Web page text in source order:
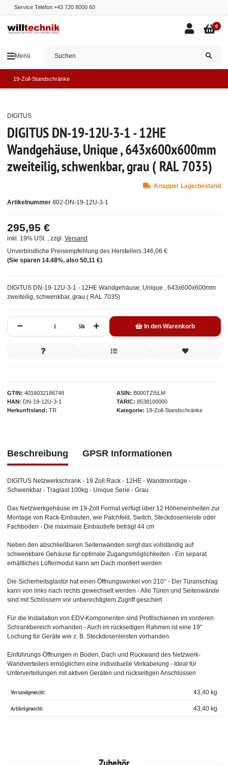
Service Telefon:+43 720 8000 60
Menü
0
19-Zoll-Standschränke
DIGITUS DN-19-12U-3-1 - 12HE
Wandgehäuse, Unique , 643x600x600mm
zweiteilig, schwenkbar, grau ( RAL 7035)
Artikelnummer 802-DN-19-12U-3-1
GTIN 4016032186748
HAN
DN-19-12U-3-1
Herkunftsland
TR
ASIN
B000TZI5LM
TARIC
8538100000
Kategorie
19-Zoll-Standschränke
DIGITUS
DIGITUS DN-19-12U-3-1 - 12HE Wandgehäuse, Unique , 643x600x600mm
zweiteilig, schwenkbar, grau ( RAL 7035)
295,95 €
inkl. 19% USt. , zzgl. Versand
Unverbindliche Preisempfehlung des Herstellers 346,06 €
(Sie sparen 14.48%, also 50,11 €)
Stk In den Warenkorb
Knapper Lagerbestand
Beschreibung GPSR Informationen
DIGITUS Netzwerkschrank - 19 Zoll Rack - 12HE - Wandmontage -
Schwenkbar - Traglast 100kg - Unique Serie - Grau
Das Netzwerkgehäuse im 19-Zoll Format verfügt über 12 Höheneinheiten zur
Montage von Rack-Einbauten, wie Patchfeld, Switch, Steckdosenleiste oder
Fachboden - Die maximale Einbautiefe beträgt 44 cm
Neben den abschließbaren Seitenwänden sorgt das vollständig auf
schwenkbare Gehäuse für optimale Zugangsmöglichkeiten - Ein separat
erhältliches Lüftermodul kann am Dach montiert werden
Die Sicherheitsglastür hat einen Öffnungswinkel von 210° - Der Türanschlag
kann von links nach rechts gewechselt werden - Alle Türen und Seitenwände
sind mit Schlössern vor unberechtigtem Zugriff gesichert
Für die Installation von EDV-Komponenten sind Profilschienen im vorderen
Schrankbereich vorhanden - Auch im rückseitigen Rahmen ist eine 19"
Lochung für Geräte wie z. B. Steckdosenleisten vorhanden
Einführungs-Öffnungen in Boden, Dach und Rückwand des Netzwerk-
Wandverteilers ermöglichen eine individuelle Verkabelung - Ideal für
Unterverteilungen mit aktiven Geräten und rückseitigen Anschlüssen
Versandgewicht: 43,40 kg
Artikelgewicht: 43,40 kg